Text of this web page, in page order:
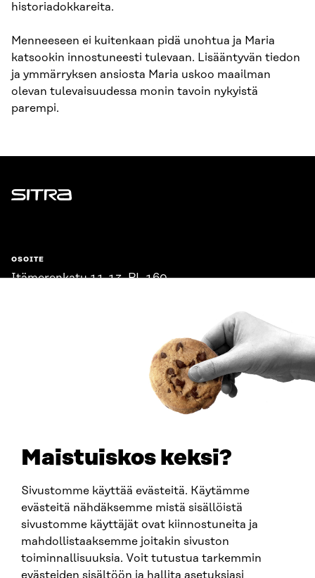
Maistuiskos keksi?
Sivustomme käyttää evästeitä. Käytämme
evästeitä nähdäksemme mistä sisällöistä
sivustomme käyttäjät ovat kiinnostuneita ja
mahdollistaaksemme joitakin sivuston
toiminnallisuuksia. Voit tutustua tarkemmin
evästeiden sisältöön ja hallita asetuksiasi
historiadokkareita.
Menneeseen ei kuitenkaan pidä unohtua ja Maria
katsookin innostuneesti tulevaan. Lisääntyvän tiedon
ja ymmärryksen ansiosta Maria uskoo maailman
olevan tulevaisuudessa monin tavoin nykyistä
parempi.
Sitra
OSOITE
Itämerenkatu 11-13, PL 160,
SITRA SOSIAALISESSA MEDIASSA
LinkedIn
Instagram
YouTube